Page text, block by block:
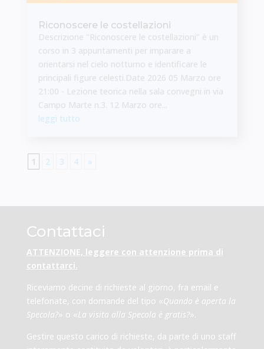
Riconoscere le costellazioni
Descrizione "Riconoscere le costellazioni" è un
corso in 3 appuntamenti per imparare a
orientarsi nel cielo notturno e identificare le
principali figure celesti.Date 2026 05 Marzo ore
21:00 - Lezione teorica nella sala convegni in via
Campo Marte n.3. 12 Marzo ore...
leggi tutto
1 2 3 4 »
Contattaci
ATTENZIONE, leggere con attenzione prima di
contattarci.
Riceviamo decine di richieste al giorno, fra email e
telefonate, con domande del tipo «Quando è aperta la
Specola?» o «La visita alla Specola è gratis?».
Gestire questo carico di richieste, da parte di uno staff